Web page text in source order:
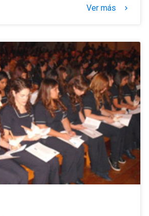
Ver más keyboard_arrow_right